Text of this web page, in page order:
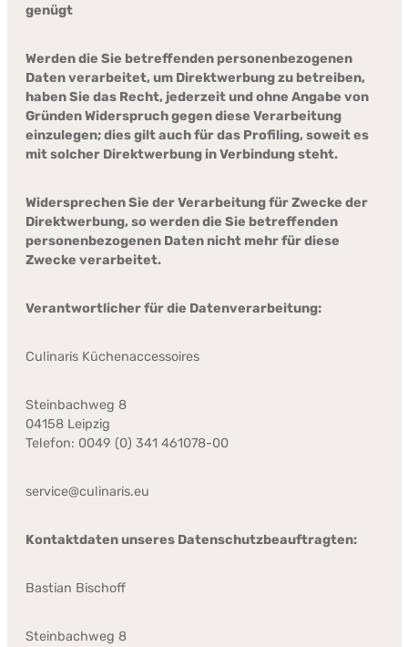
genügt
Werden die Sie betreffenden personenbezogenen
Daten verarbeitet, um Direktwerbung zu betreiben,
haben Sie das Recht, jederzeit und ohne Angabe von
Gründen Widerspruch gegen diese Verarbeitung
einzulegen; dies gilt auch für das Profiling, soweit es
mit solcher Direktwerbung in Verbindung steht.
Widersprechen Sie der Verarbeitung für Zwecke der
Direktwerbung, so werden die Sie betreffenden
personenbezogenen Daten nicht mehr für diese
Zwecke verarbeitet.
Verantwortlicher für die Datenverarbeitung:
Culinaris Küchenaccessoires
Steinbachweg 8
04158 Leipzig
Telefon: 0049 (0) 341 461078-00
service@culinaris.eu
Kontaktdaten unseres Datenschutzbeauftragten:
Bastian Bischoff
Steinbachweg 8